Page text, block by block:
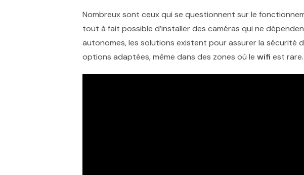
Nombreux sont ceux qui se questionnent sur le
tout à fait possible d’installer des caméras qui ne
autonomes, les solutions existent pour assurer la sécurité
options adaptées, même dans des zones où le wifi est rare.